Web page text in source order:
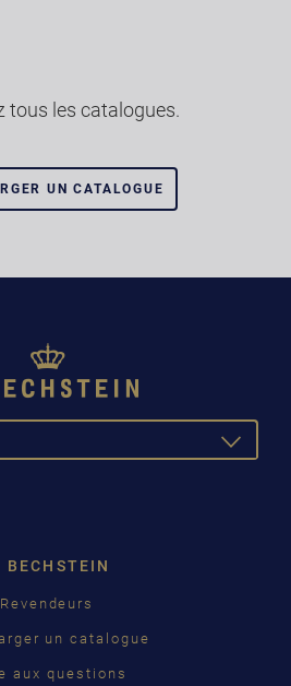
tous les catalogues.
UN CATALOGUE
TOGGLE
BECHSTEIN
Revendeurs
un catalogue
aux questions